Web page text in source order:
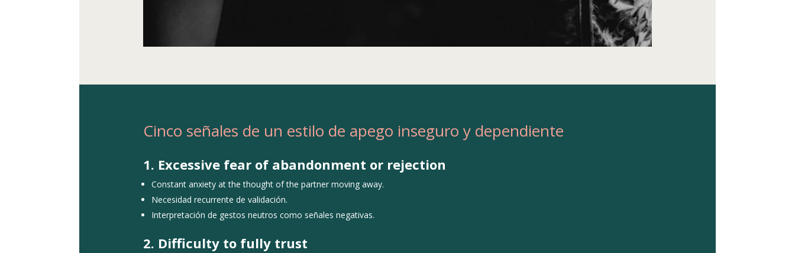
Cinco señales de un estilo de apego inseguro y dependiente
1. Excessive fear of abandonment or rejection
Constant anxiety at the thought of the partner moving away.
Necesidad recurrente de validación.
Interpretación de gestos neutros como señales negativas.
2. Difficulty to fully trust